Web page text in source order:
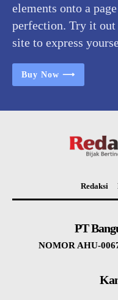
elements onto a
perfection. Try it out
site to express
Buy Now ⟶
Redaksi
PT
NOMOR AHU-